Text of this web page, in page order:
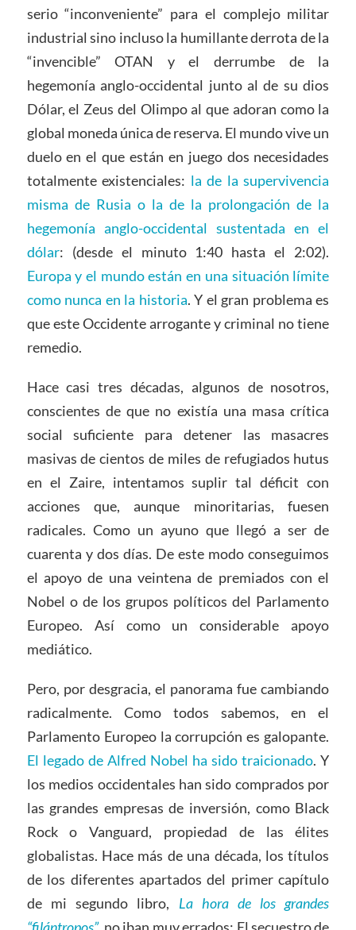
serio “inconveniente” para el complejo militar
industrial sino incluso la humillante derrota de la
“invencible” OTAN y el derrumbe de la
hegemonía anglo-occidental junto al de su dios
Dólar, el Zeus del Olimpo al que adoran como la
global moneda única de reserva. El mundo vive un
duelo en el que están en juego dos necesidades
totalmente existenciales: la de la supervivencia
misma de Rusia o la de la prolongación de la
hegemonía anglo-occidental sustentada en el
dólar: (desde el minuto 1:40 hasta el 2:02).
Europa y el mundo están en una situación límite
como nunca en la historia. Y el gran problema es
que este Occidente arrogante y criminal no tiene
remedio.
Hace casi tres décadas, algunos de nosotros,
conscientes de que no existía una masa crítica
social suficiente para detener las masacres
masivas de cientos de miles de refugiados hutus
en el Zaire, intentamos suplir tal déficit con
acciones que, aunque minoritarias, fuesen
radicales. Como un ayuno que llegó a ser de
cuarenta y dos días. De este modo conseguimos
el apoyo de una veintena de premiados con el
Nobel o de los grupos políticos del Parlamento
Europeo. Así como un considerable apoyo
mediático.
Pero, por desgracia, el panorama fue cambiando
radicalmente. Como todos sabemos, en el
Parlamento Europeo la corrupción es galopante.
El legado de Alfred Nobel ha sido traicionado. Y
los medios occidentales han sido comprados por
las grandes empresas de inversión, como Black
Rock o Vanguard, propiedad de las élites
globalistas. Hace más de una década, los títulos
de los diferentes apartados del primer capítulo
de mi segundo libro, La hora de los grandes